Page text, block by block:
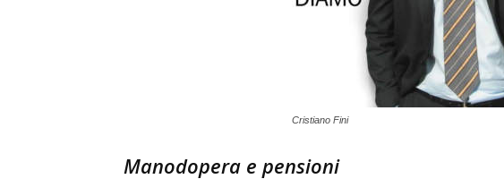
Cristiano Fini
Manodopera e pensioni